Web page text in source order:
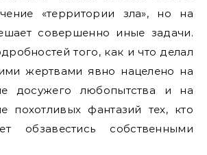
«территории зла», но на
совершенно иные задачи.
того, как и что делал
жертвами явно нацелено на
досужего любопытства и на
похотливых фантазий тех, кто
обзавестись собственными